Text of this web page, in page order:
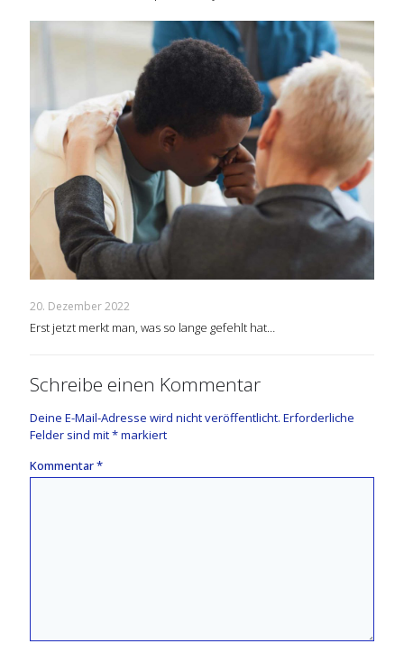
20. Dezember 2022
Erst jetzt merkt man, was so lange gefehlt hat…
Schreibe einen Kommentar
Deine E-Mail-Adresse wird nicht veröffentlicht. Erforderliche
Felder sind mit*markiert
Kommentar*